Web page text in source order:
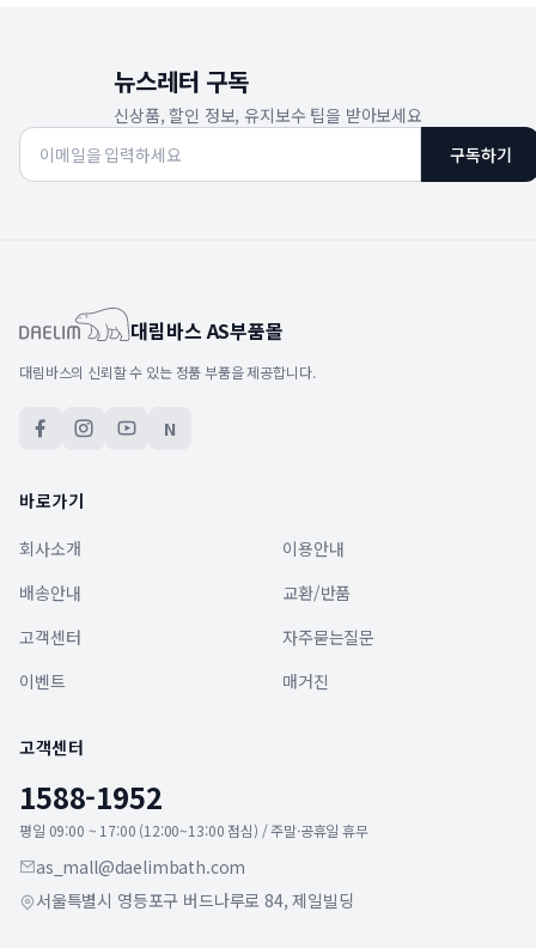
뉴스레터 구독
신상품, 할인 정보, 유지보수 팁을 받아보세요
구독하기
대림바스 AS부품몰
대림바스의 신뢰할 수 있는 정품 부품을 제공합니다.
N
바로가기
회사소개
이용안내
배송안내
교환/반품
고객센터
자주묻는질문
이벤트
매거진
고객센터
1588-1952
평일 09:00 ~ 17:00 (12:00~13:00 점심) / 주말·공휴일 휴무
as_mall@daelimbath.com
서울특별시 영등포구 버드나루로 84, 제일빌딩